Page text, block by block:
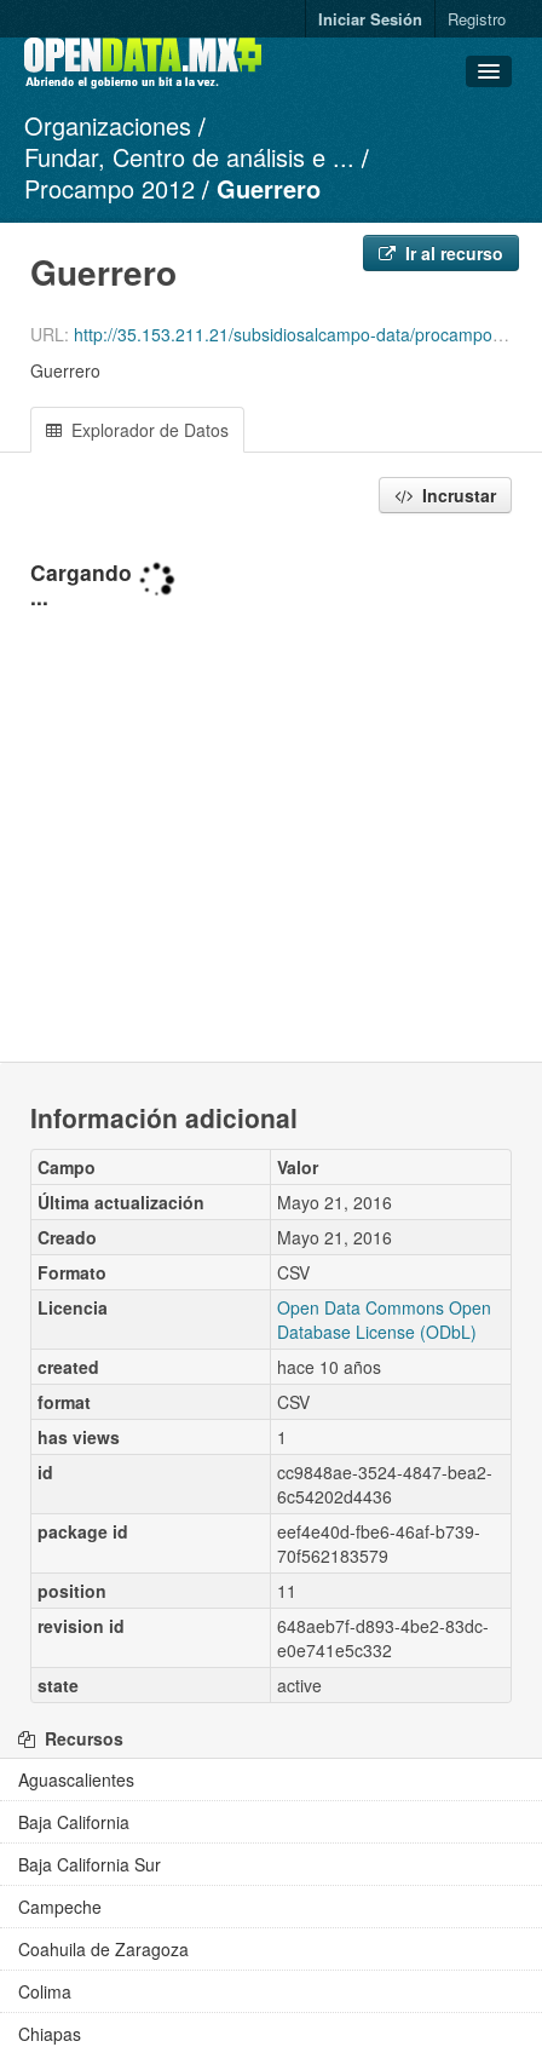
Iniciar Sesión Registro
Conjuntos de datos
Organizaciones
Grupos
Organizaciones
Fundar, Centro de análisis e ...
Procampo 2012
Guerrero
Ir al recurso
Guerrero
URL: http://35.153.211.21/subsidiosalcampo-data/procampo/procampo-2012-12-export.csv
Guerrero
Explorador de Datos
Incrustar
Información adicional
Campo
Valor
Última actualización
Mayo 21, 2016
Creado
Mayo 21, 2016
Formato
CSV
Licencia
Open Data Commons Open
Database License (ODbL)
created
hace 10 años
format
CSV
has views
1
id
cc9848ae-3524-4847-bea2-
6c54202d4436
package id
eef4e40d-fbe6-46af-b739-
70f562183579
position
11
revision id
648aeb7f-d893-4be2-83dc-
e0e741e5c332
state
active
Recursos
Aguascalientes
Baja California
Baja California Sur
Campeche
Coahuila de Zaragoza
Colima
Chiapas